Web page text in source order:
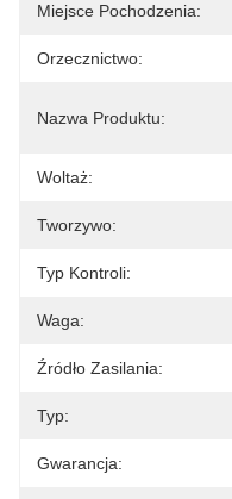
Miejsce Pochodzenia:
Orzecznictwo:
Nazwa Produktu:
Woltaż:
Tworzywo:
Typ Kontroli:
Waga:
Źródło Zasilania:
Typ:
Gwarancja: